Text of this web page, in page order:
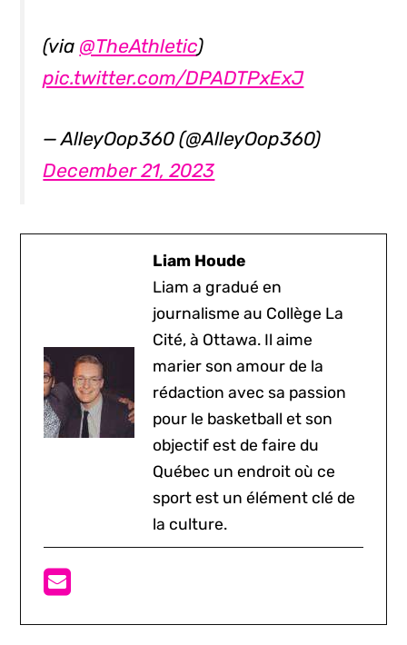
(via @TheAthletic)
pic.twitter.com/DPADTPxExJ
— AlleyOop360 (@AlleyOop360)
December 21, 2023
Liam Houde
Liam a gradué en
journalisme au Collège La
Cité, à Ottawa. Il aime
marier son amour de la
rédaction avec sa passion
pour le basketball et son
objectif est de faire du
Québec un endroit où ce
sport est un élément clé de
la culture.